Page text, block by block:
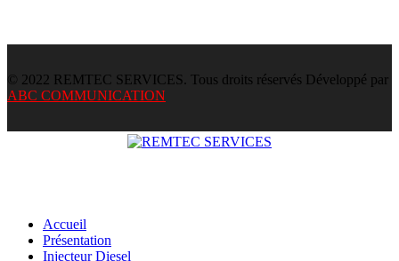
© 2022 REMTEC SERVICES. Tous droits réservés Développé par
ABC COMMUNICATION
Accueil
Présentation
Injecteur Diesel